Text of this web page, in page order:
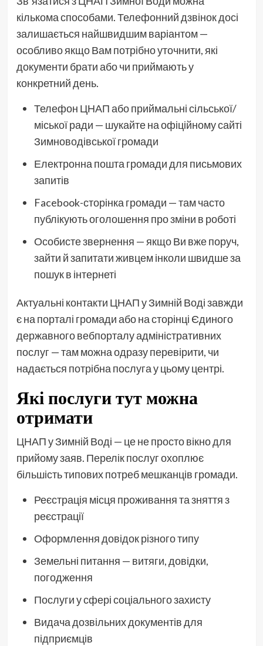
кількома способами. Телефонний дзвінок досі
залишається найшвидшим варіантом —
особливо якщо Вам потрібно уточнити, які
документи брати або чи приймають у
конкретний день.
Телефон ЦНАП або приймальні сільської/
міської ради — шукайте на офіційному сайті
Зимноводівської громади
Електронна пошта громади для письмових
запитів
Facebook-сторінка громади — там часто
публікують оголошення про зміни в роботі
Особисте звернення — якщо Ви вже поруч,
зайти й запитати живцем інколи швидше за
пошук в інтернеті
Актуальні контакти ЦНАП у Зимній Воді завжди
є на порталі громади або на сторінці Єдиного
державного вебпорталу адміністративних
послуг — там можна одразу перевірити, чи
надається потрібна послуга у цьому центрі.
Які послуги тут можна
отримати
ЦНАП у Зимній Воді — це не просто вікно для
прийому заяв. Перелік послуг охоплює
більшість типових потреб мешканців громади.
Реєстрація місця проживання та зняття з
реєстрації
Оформлення довідок різного типу
Земельні питання — витяги, довідки,
погодження
Послуги у сфері соціального захисту
Видача дозвільних документів для
підприємців